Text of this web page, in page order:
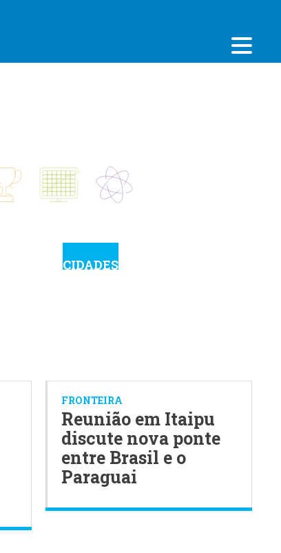
CIDADES
FRONTEIRA
Reunião em Itaipu
discute nova ponte
entre Brasil e o
Paraguai